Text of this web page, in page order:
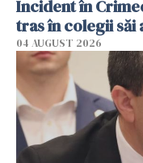
Incident în
tras în colegii săi
04 AUGUST 2026